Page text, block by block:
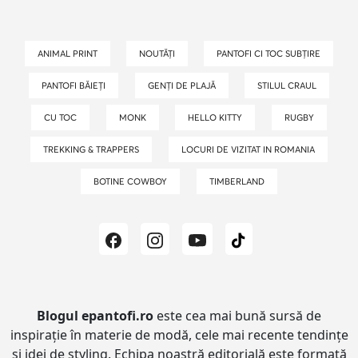
ANIMAL PRINT NOUTĂȚI PANTOFI CI TOC SUBȚIRE
PANTOFI BĂIEȚI GENȚI DE PLAJĂ STILUL CRAUL
CU TOC MONK HELLO KITTY RUGBY
TREKKING & TRAPPERS LOCURI DE VIZITAT IN ROMANIA
BOTINE COWBOY TIMBERLAND
Blogul epantofi.ro este cea mai bună sursă de
inspirație în materie de modă, cele mai recente tendințe
și idei de styling. Echipa noastră editorială este formată